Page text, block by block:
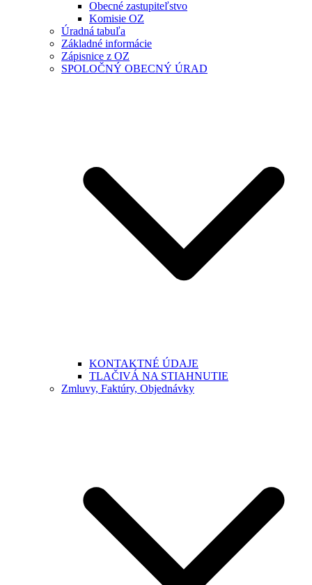
Obecné zastupiteľstvo
Komisie OZ
Úradná tabuľa
Základné informácie
Zápisnice z OZ
SPOLOČNÝ OBECNÝ ÚRAD
KONTAKTNÉ ÚDAJE
TLAČIVÁ NA STIAHNUTIE
Zmluvy, Faktúry, Objednávky